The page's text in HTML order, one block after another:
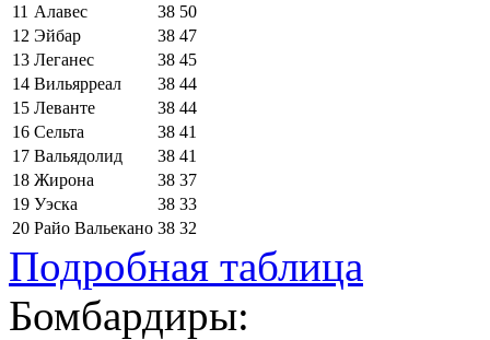
11 Алавес 38 50
12 Эйбар 38 47
13 Леганес 38 45
14 Вильярреал 38 44
15 Леванте 38 44
16 Сельта 38 41
17 Вальядолид 38 41
18 Жирона 38 37
19 Уэска 38 33
20 Райо Вальекано 38 32
Подробная таблица
Бомбардиры: